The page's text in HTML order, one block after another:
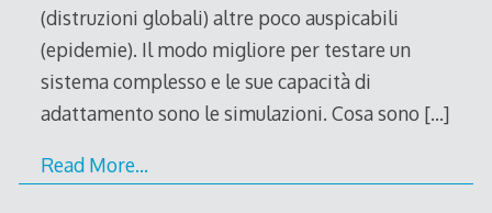
(distruzioni globali) altre poco auspicabili
(epidemie). Il modo migliore per testare un
sistema complesso e le sue capacità di
adattamento sono le simulazioni. Cosa sono […]
Read More…